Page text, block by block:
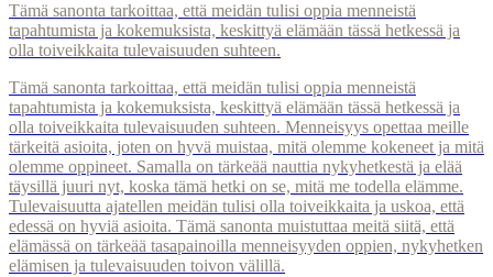
Tämä sanonta tarkoittaa, että meidän tulisi oppia menneistä
tapahtumista ja kokemuksista, keskittyä elämään tässä hetkessä ja
olla toiveikkaita tulevaisuuden suhteen.
Tämä sanonta tarkoittaa, että meidän tulisi oppia menneistä
tapahtumista ja kokemuksista, keskittyä elämään tässä hetkessä ja
olla toiveikkaita tulevaisuuden suhteen. Menneisyys opettaa meille
tärkeitä asioita, joten on hyvä muistaa, mitä olemme kokeneet ja mitä
olemme oppineet. Samalla on tärkeää nauttia nykyhetkestä ja elää
täysillä juuri nyt, koska tämä hetki on se, mitä me todella elämme.
Tulevaisuutta ajatellen meidän tulisi olla toiveikkaita ja uskoa, että
edessä on hyviä asioita. Tämä sanonta muistuttaa meitä siitä, että
elämässä on tärkeää tasapainoilla menneisyyden oppien, nykyhetken
elämisen ja tulevaisuuden toivon välillä.